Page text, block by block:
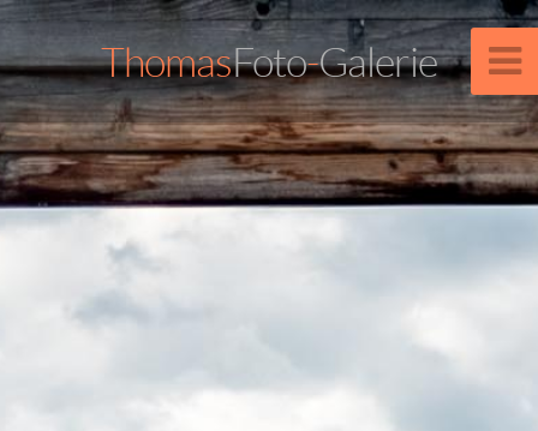
ThomasFoto-Galerie